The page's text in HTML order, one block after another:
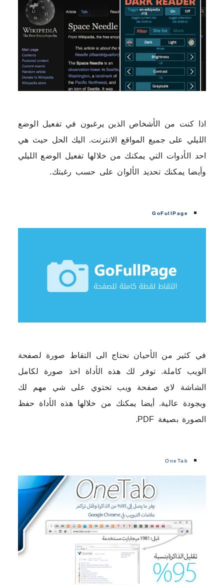
اذا كنت من الأشخاص الذين يرغبون في تفعيل الوضع
الليلي على جميع المواقع الانترنت. اليك الحل حيث هي
احد الأدوات التي يمكنك من خلالها تفعيل الوضع الليلي
وأيضا يمكنك تحديد الألوان على حسب رغبتك.
GoFullPage
في كثير من الأحيان نحتاج الى التقاط صورة لصفحة
الويب كاملة. توفر لك هذه الأداة اخذ صورة لكامل
الشاشة لاي صفحة ويب تحتوي على شي مهم لك
وبجودة عالية. أيضا يمكنك من خلالها هذه الأداة حفظ
الصورة بصيغة PDF.
OneTab